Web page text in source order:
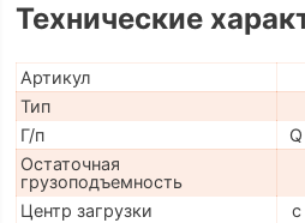
Технические
Артикул
Тип
Г/п
Q
Остаточная
грузоподъемность
Центр загрузки
c